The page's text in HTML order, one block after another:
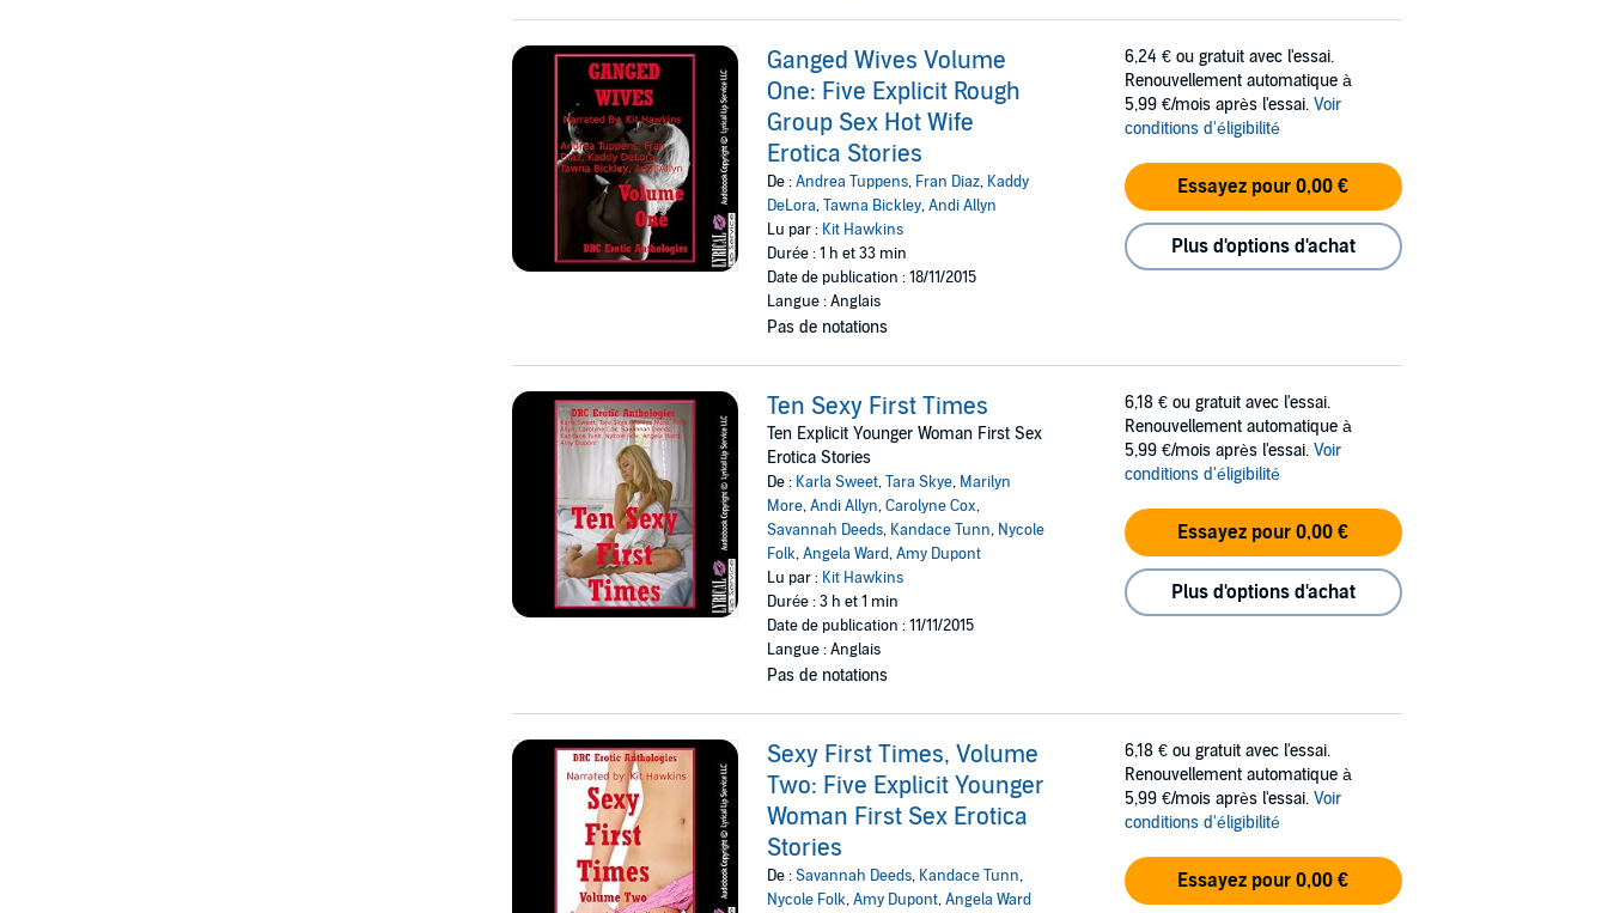
Ganged Wives Volume
One: Five Explicit Rough
Group Sex Hot Wife
Erotica Stories
De :Andrea Tuppens, Fran Diaz, Kaddy
DeLora,Tawna Bickley,Andi Allyn
Lu par : Kit Hawkins
Durée : 1 h et 33 min
Date de publication : 18/11/2015
Langue : Anglais
Pas de notations
6,24 € ou gratuit avec l'essai.
Renouvellement automatique à
5,99 €/mois après l'essai. Voir
conditions d'éligibilité
Essayez pour 0,00 €
Plus d'options d'achat
Ten Sexy First Times
Ten Explicit Younger Woman First Sex
Erotica Stories
De : Karla Sweet,Tara Skye, Marilyn
More,Andi Allyn,Carolyne Cox,
Savannah Deeds, Kandace Tunn, Nycole
Folk,Angela Ward,Amy Dupont
Lu par : Kit Hawkins
Durée : 3 h et 1 min
Date de publication : 11/11/2015
Langue : Anglais
Pas de notations
6,18 € ou gratuit avec l'essai.
Renouvellement automatique à
5,99 €/mois après l'essai. Voir
conditions d'éligibilité
Essayez pour 0,00 €
Plus d'options d'achat
Sexy First Times, Volume
Two: Five Explicit Younger
Woman First Sex Erotica
Stories
De :Savannah Deeds, Kandace Tunn,
Nycole Folk,Amy Dupont,Angela Ward
6,18 € ou gratuit avec l'essai.
Renouvellement automatique à
5,99 €/mois après l'essai. Voir
conditions d'éligibilité
Essayez pour 0,00 €